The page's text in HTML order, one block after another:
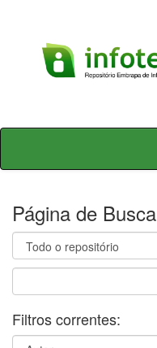
Skip
Página de Busca
Filtros correntes: